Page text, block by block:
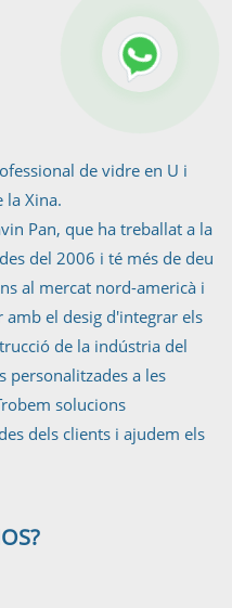
de vidre en U i
Xina.
Pan, que ha treballat a la
del 2006 i té més de deu
al mercat nord-americà i
amb el desig d'integrar els
de la indústria del
personalitzades a les
solucions
dels clients i ajudem els